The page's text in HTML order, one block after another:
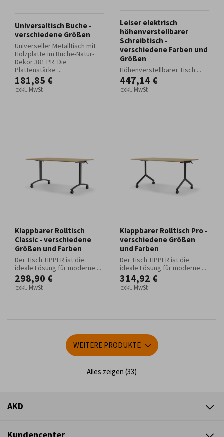
Universaltisch Buche -
verschiedene Größen
Universeller Metalltisch mit
Holzplatte im Buche-Natur-
Dekor 381 PR. Die
Plattenstärke ...
181,85 €
exkl. MwSt
Leiser elektrisch
höhenverstellbarer
Schreibtisch -
verschiedene Farben und
Größen
Höhenverstellbarer Tisch ...
447,14 €
exkl. MwSt
Klappbarer Rolltisch
Classic - verschiedene
Größen und Farben
Der Tisch TIPPER ist die
ideale Lösung für moderne ...
298,90 €
exkl. MwSt
Klappbarer Rolltisch Pro -
verschiedene Größen
und Farben
Der Tisch TIPPER ist die
ideale Lösung für moderne ...
314,92 €
exkl. MwSt
WEITERE PRODUKTE
Alles zeigen (33)
AKD